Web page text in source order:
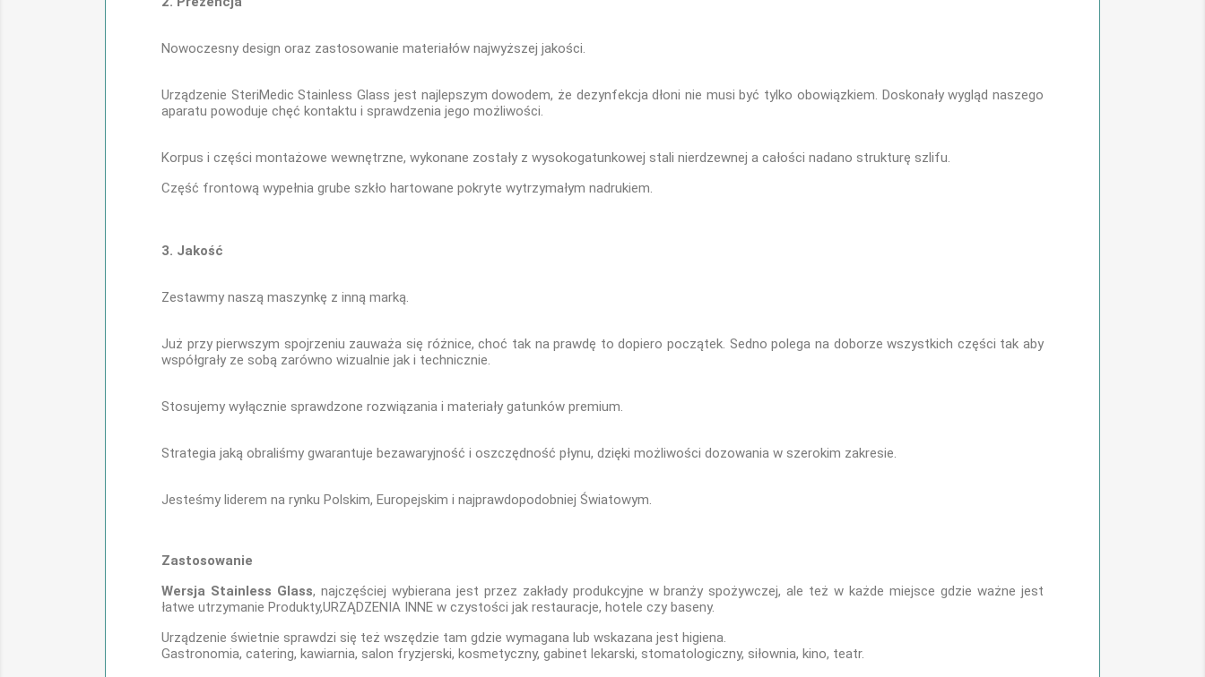
Nowoczesny design oraz zastosowanie materiałów najwyższej jakości.
Urządzenie SteriMedic Stainless Glass jest najlepszym dowodem, że dezynfekcja dłoni nie musi być tylko obowiązkiem. Doskonały wygląd naszego
aparatu powoduje chęć kontaktu i sprawdzenia jego możliwości.
Korpus i części montażowe wewnętrzne, wykonane zostały z wysokogatunkowej stali nierdzewnej a całości nadano strukturę szlifu.
Część frontową wypełnia grube szkło hartowane pokryte wytrzymałym nadrukiem.
3. Jakość
Zestawmy naszą maszynkę z inną marką.
Już przy pierwszym spojrzeniu zauważa się różnice, choć tak na prawdę to dopiero początek. Sedno polega na doborze wszystkich części tak aby
współgrały ze sobą zarówno wizualnie jak i technicznie.
Stosujemy wyłącznie sprawdzone rozwiązania i materiały gatunków premium.
Strategia jaką obraliśmy gwarantuje bezawaryjność i oszczędność płynu, dzięki możliwości dozowania w szerokim zakresie.
Jesteśmy liderem na rynku Polskim, Europejskim i najprawdopodobniej Światowym.
Zastosowanie
Wersja Stainless Glass, najczęściej wybierana jest przez zakłady produkcyjne w branży spożywczej, ale też w każde miejsce gdzie ważne jest
łatwe utrzymanie Produkty,URZĄDZENIA INNE w czystości jak restauracje, hotele czy baseny.
Urządzenie świetnie sprawdzi się też wszędzie tam gdzie wymagana lub wskazana jest higiena.
Gastronomia, catering, kawiarnia, salon fryzjerski, kosmetyczny, gabinet lekarski, stomatologiczny, siłownia, kino, teatr.